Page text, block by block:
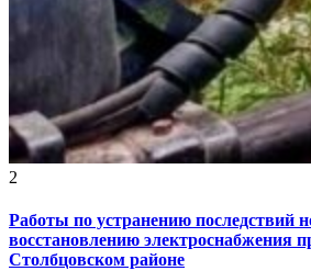
2
Работы по устранению последствий
восстановлению электроснабжения
Столбцовском районе